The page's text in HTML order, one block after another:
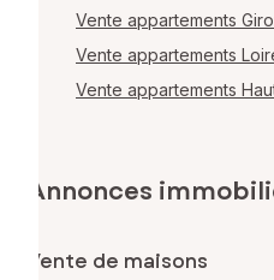
Vente appartements
Vente appartements
Vente appartements
Annonces
Vente de maisons